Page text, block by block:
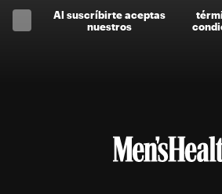
Al suscríbirte aceptas
nuestros